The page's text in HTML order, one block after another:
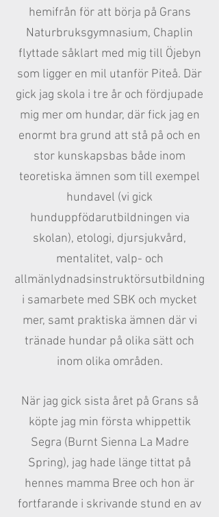
hemifrån för att börja på Grans
Naturbruksgymnasium, Chaplin
flyttade såklart med mig till Öjebyn
som ligger en mil utanför Piteå. Där
gick jag skola i tre år och fördjupade
mig mer om hundar, där fick jag en
enormt bra grund att stå på och en
stor kunskapsbas både inom
teoretiska ämnen som till exempel
hundavel (vi gick
hunduppfödarutbildningen via
skolan), etologi, djursjukvård,
mentalitet, valp- och
allmänlydnadsinstruktörsutbildning
i samarbete med SBK och mycket
mer, samt praktiska ämnen där vi
tränade hundar på olika sätt och
inom olika områden.
När jag gick sista året på Grans så
köpte jag min första whippettik
Segra (Burnt Sienna La Madre
Spring), jag hade länge tittat på
hennes mamma Bree och hon är
fortfarande i skrivande stund en av